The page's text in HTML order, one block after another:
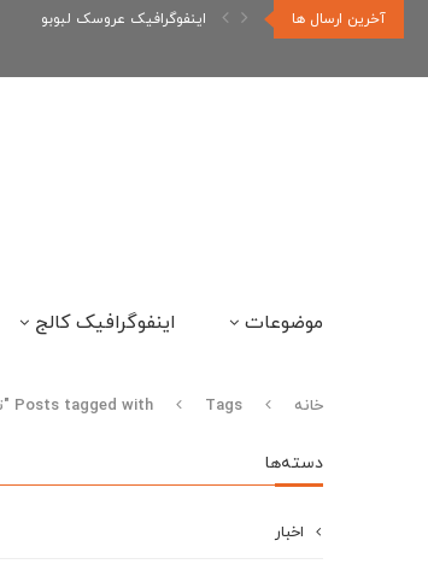
آخرین ارسال ها اینفوگرافیک عروسک لبوبو
موضوعات اینفوگرافیک کالج
خانه Tags Posts tagged with "تخفیف گروهی"
دسته‌ها
اخبار